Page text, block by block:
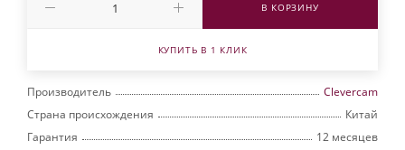
В КОРЗИНУ
КУПИТЬ В 1 КЛИК
Производитель
Clevercam
Страна происхождения
Китай
Гарантия
12 месяцев